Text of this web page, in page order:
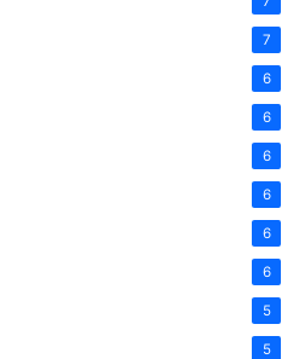
7
6
6
6
6
6
6
5
5